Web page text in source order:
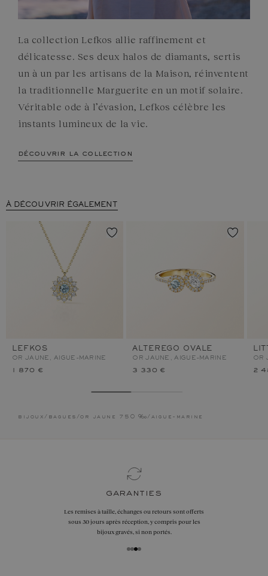
La collection Lefkos allie raffinement et
délicatesse. Ses deux halos de diamants, sertis
un à un par les artisans de la Maison, réinventent
la traditionnelle Marguerite en un motif solaire.
Véritable ode à l’évasion, Lefkos célèbre les
instants lumineux de la vie.
découvrir la collection
À DÉCOUVRIR ÉGALEMENT
LEFKOS
OR JAUNE, AIGUE-MARINE
1 870 €
ALTEREGO OVALE
OR JAUNE, AIGUE-MARINE
3 330 €
OR
2
bijoux / bagues / or jaune 750 ‰ / aigue-marine
garanties
Les remises à taille, échanges ou retours sont offerts
sous 30 jours après réception, y compris pour les
bijoux gravés, si non portés.